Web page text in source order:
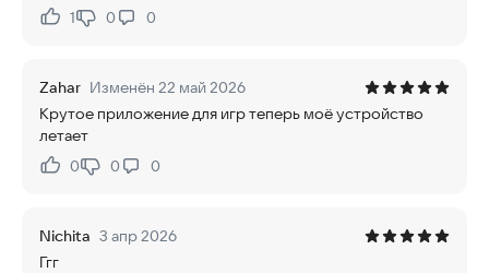
Нравится:
1Не нравится:
0 0
Zahar Изменён 22 май 2026
Крутое приложение для игр теперь моё устройство
летает
Нравится:
0Не нравится:
0 0
Nichita 3 апр 2026
Ггг